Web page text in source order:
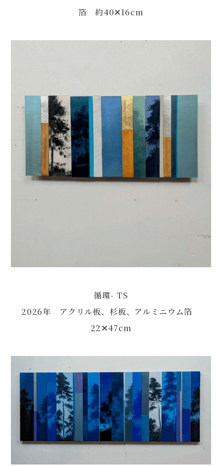
箔 約40✕16cm
循環- TS
2026年 アクリル板、杉板、アルミニウム箔
22✕47cm